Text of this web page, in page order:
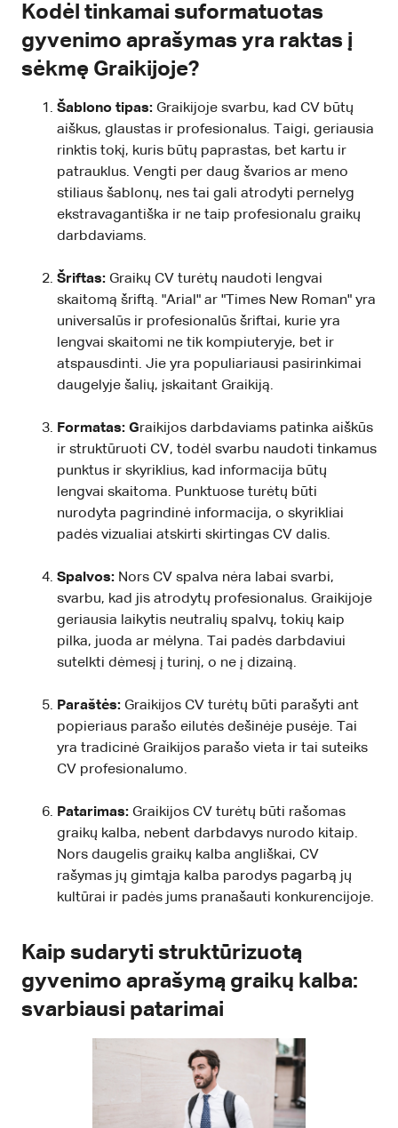
Kodėl tinkamai suformatuotas
gyvenimo aprašymas yra raktas į
sėkmę Graikijoje?
Šablono tipas: Graikijoje svarbu, kad CV būtų
aiškus, glaustas ir profesionalus. Taigi, geriausia
rinktis tokį, kuris būtų paprastas, bet kartu ir
patrauklus. Vengti per daug švarios ar meno
stiliaus šablonų, nes tai gali atrodyti pernelyg
ekstravagantiška ir ne taip profesionalu graikų
darbdaviams.
Šriftas: Graikų CV turėtų naudoti lengvai
skaitomą šriftą. "Arial" ar "Times New Roman" yra
universalūs ir profesionalūs šriftai, kurie yra
lengvai skaitomi ne tik kompiuteryje, bet ir
atspausdinti. Jie yra populiariausi pasirinkimai
daugelyje šalių, įskaitant Graikiją.
Formatas: Graikijos darbdaviams patinka aiškūs
ir struktūruoti CV, todėl svarbu naudoti tinkamus
punktus ir skyriklius, kad informacija būtų
lengvai skaitoma. Punktuose turėtų būti
nurodyta pagrindinė informacija, o skyrikliai
padės vizualiai atskirti skirtingas CV dalis.
Spalvos: Nors CV spalva nėra labai svarbi,
svarbu, kad jis atrodytų profesionalus. Graikijoje
geriausia laikytis neutralių spalvų, tokių kaip
pilka, juoda ar mėlyna. Tai padės darbdaviui
sutelkti dėmesį į turinį, o ne į dizainą.
Paraštės: Graikijos CV turėtų būti parašyti ant
popieriaus parašo eilutės dešinėje pusėje. Tai
yra tradicinė Graikijos parašo vieta ir tai suteiks
CV profesionalumo.
Patarimas: Graikijos CV turėtų būti rašomas
graikų kalba, nebent darbdavys nurodo kitaip.
Nors daugelis graikų kalba angliškai, CV
rašymas jų gimtąja kalba parodys pagarbą jų
kultūrai ir padės jums pranašauti konkurencijoje.
Kaip sudaryti struktūrizuotą
gyvenimo aprašymą graikų kalba:
svarbiausi patarimai